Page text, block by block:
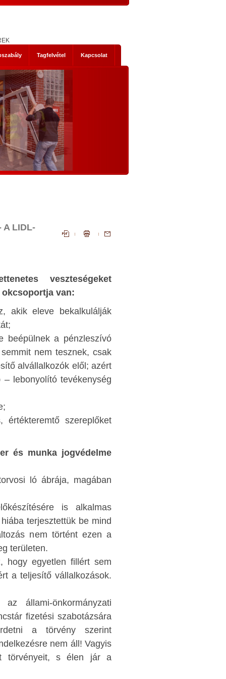
Tagfelvétel Kapcsolat
mik
es
nem a
hanem
időket
előre
de főleg
kell
kik mit
idáig.
hogy a
volt
párt
volt,
Azok a
biztos
még
a
előre
éppen a
meg a
NEMZETI KONZULTÁCIÓ - NYÍLTAN,
KOMOLYAN
1. Történelmi abszurditások
Az, ami a mostani Nemzeti
szükségessé tette, legalább három
igazi történelmi abszurditás.
Az első abszurditás, hogy az Európai Únió
tehát azt, hogy fogadjuk el, és tegyük
betelepülők még személyazonosságukat
tudják hitelesen igazolni. Abban az
az illegalitás állandósulása valósulna meg,
vallási hovatartozásukra
bevallottan is, a magyar törvényekkel
törvények szerint, vagyis magyar
nézve illegális életvitelt folytatva
hazánkban. Másrészt: áttételesen azt
hogy ennek érdekében szegjük meg az
megállapodásokat, amelyeket
talán az egész Európai Úniót tekintve is, csak
által megválasztott legális nemzeti közhatalmat
hatalomba emelő társadalom elemi érdekeivel,
határzár jogi és fizikai feloldása, és
energiaárak meghatározásának minden
kontroll nélküli átadása ezt jelentené.
váljon illegitimmé a magyar közhatalom,
demokratikus jogállamban a közhatalom
személye és szervezete illegitimmé válik, aki
végrehajtói hatalomba emelő társadalommal.
A helyzet másik abszurditása, hogy
Strasbourg és Brüsszel testületei a
szolidaritás elvére hivatkozva követelik.
morálisan legmagasabb rendű
A LIDL-
veszteségeket
van:
akik eleve bekalkulálják
beépülnek a pénzleszívó
nem tesznek, csak
alvállalkozók elől; azért
lebonyolító tevékenység
szereplőket
és munka jogvédelme
ló ábrája, magában
is alkalmas
terjesztettük be mind
nem történt ezen a
területen.
hogy egyetlen fillért sem
a teljesítő vállalkozások.
állami-önkormányzati
fizetési szabotázsára
a törvény szerint
nem áll! Vagyis
törvényeit, s élen jár a